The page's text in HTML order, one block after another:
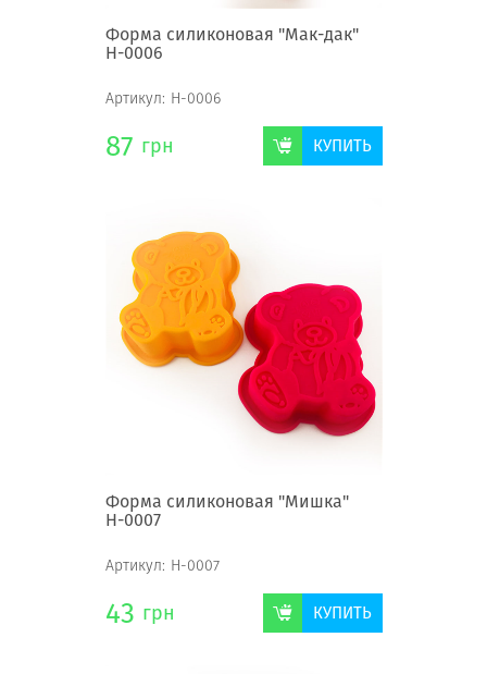
Форма силиконовая "Мак-дак"
Н-0006
Артикул: Н-0006
87 грн КУПИТЬ
Форма силиконовая "Мишка"
Н-0007
Артикул: Н-0007
43 грн КУПИТЬ